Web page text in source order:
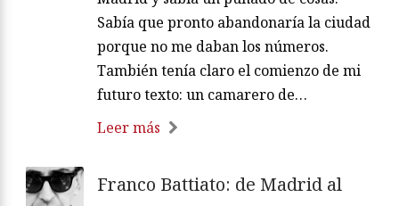
Sabía que pronto abandonaría la ciudad
porque no me daban los números.
También tenía claro el comienzo de mi
futuro texto: un camarero de…
Leer más
Franco Battiato: de Madrid al